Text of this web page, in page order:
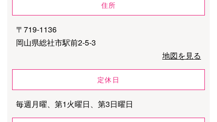
住所
〒719-1136
岡山県総社市駅前2-5-3
地図を見る
定休日
毎週月曜、第1火曜日、第3日曜日